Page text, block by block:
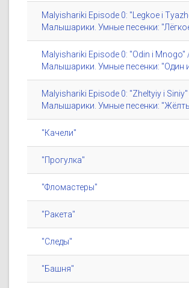
Malyishariki Episode 0: "Legkoe i
Малышарики. Умные песенки:
Malyishariki Episode 0: "Odin i Mnogo"
Малышарики. Умные песенки: "Один
Malyishariki Episode 0: "Zheltyiy i
Малышарики. Умные песенки:
"Качели"
"Прогулка"
"Фломастеры"
"Ракета"
"Следы"
"Башня"